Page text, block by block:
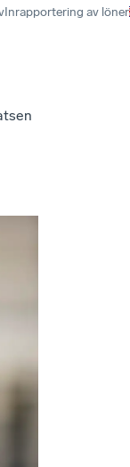
Inrapportering av löner